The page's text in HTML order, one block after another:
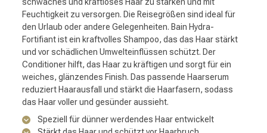
Feuchtigkeit zu versorgen. Die Reisegrößen sind ideal für
den Urlaub oder andere Gelegenheiten. Bain Hydra-
Fortifiant ist ein kraftvolles Shampoo, das das Haar stärkt
und vor schädlichen Umwelteinflüssen schützt. Der
Conditioner hilft, das Haar zu kräftigen und sorgt für ein
weiches, glänzendes Finish. Das passende Haarserum
reduziert Haarausfall und stärkt die Haarfasern, sodass
das Haar voller und gesünder aussieht.
Speziell für dünner werdendes Haar entwickelt